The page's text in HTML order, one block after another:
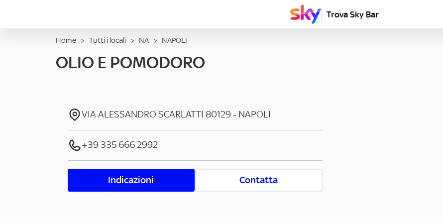
Trova Sky Bar
Home > Tutti i locali > NA > NAPOLI
OLIO E POMODORO
VIA ALESSANDRO SCARLATTI 80129- NAPOLI
+39 335 666 2992
Indicazioni Contatta